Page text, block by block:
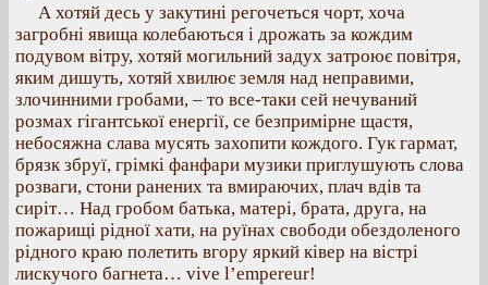
А хотяй десь у закутині регочеться чорт, хоча
загробні явища колебаються і дрожать за кождим
подувом вітру, хотяй могильний задух затроює повітря,
яким дишуть, хотяй хвилює земля над неправими,
злочинними гробами, – то все-таки сей нечуваний
розмах гігантської енергії, се безпримірне щастя,
небосяжна слава мусять захопити кождого. Гук гармат,
брязк збруї, грімкі фанфари музики приглушують слова
розваги, стони ранених та вмираючих, плач вдів та
сиріт… Над гробом батька, матері, брата, друга, на
пожарищі рідної хати, на руїнах свободи обездоленого
рідного краю полетить вгору яркий ківер на вістрі
лискучого багнета… vive l’empereur!